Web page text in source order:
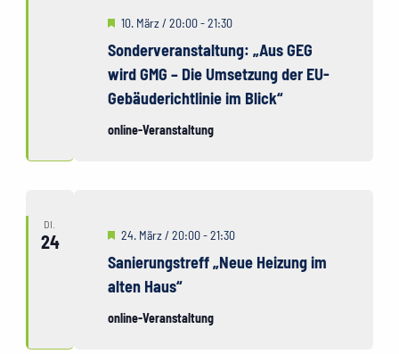
Sonderveranstaltung: „Aus GEG
wird GMG – Die Umsetzung der EU-
Gebäuderichtlinie im Blick“
Hervorgehoben
10. März / 20:00-21:30
online-Veranstaltung
DI.
24
Sanierungstreff „Neue Heizung im
alten Haus“
Hervorgehoben
24. März / 20:00-21:30
online-Veranstaltung